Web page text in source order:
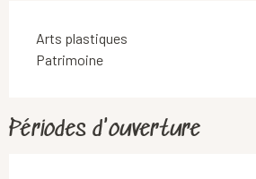
Arts plastiques
Patrimoine
Périodes d'ouverture